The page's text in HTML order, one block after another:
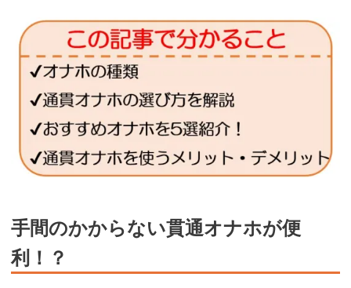
手間のかからない貫通オナホが便
利！？